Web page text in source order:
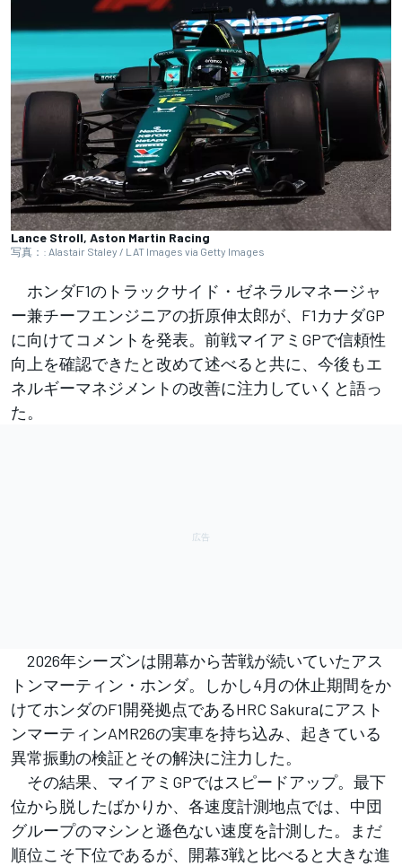
Lance Stroll, Aston Martin Racing
写真：: Alastair Staley / LAT Images via Getty Images
ホンダF1のトラックサイド・ゼネラルマネージャ
ー兼チーフエンジニアの折原伸太郎が、F1カナダGP
に向けてコメントを発表。前戦マイアミGPで信頼性
向上を確認できたと改めて述べると共に、今後もエ
ネルギーマネジメントの改善に注力していくと語っ
た。
2026年シーズンは開幕から苦戦が続いていたアス
トンマーティン・ホンダ。しかし4月の休止期間をか
けてホンダのF1開発拠点であるHRC Sakuraにアスト
ンマーティンAMR26の実車を持ち込み、起きている
異常振動の検証とその解決に注力した。
その結果、マイアミGPではスピードアップ。最下
位から脱したばかりか、各速度計測地点では、中団
グループのマシンと遜色ない速度を計測した。まだ
順位こそ下位であるが、開幕3戦と比べると大きな進